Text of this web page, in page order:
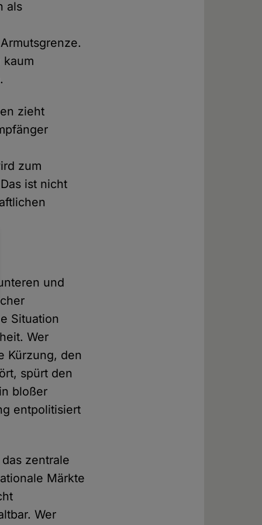
als
kaum
zieht
zum
ist nicht
und
Situation
Wer
Kürzung, den
spürt den
bloßer
entpolitisiert
zentrale
Märkte
Wer